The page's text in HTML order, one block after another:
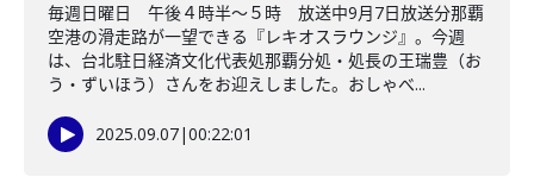
毎週日曜日 午後４時半～５時 放送中9月7日放送分那覇
空港の滑走路が一望できる『レキオスラウンジ』。今週
は、台北駐日経済文化代表処那覇分処・処長の王瑞豊（お
う・ずいほう）さんをお迎えしました。おしゃべ...
2025.09.07|00:22:01